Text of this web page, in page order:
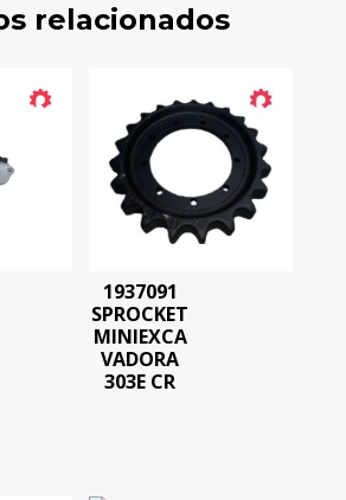
relacionados
1937091
SPROCKET
MINIEXCA
VADORA
303E CR